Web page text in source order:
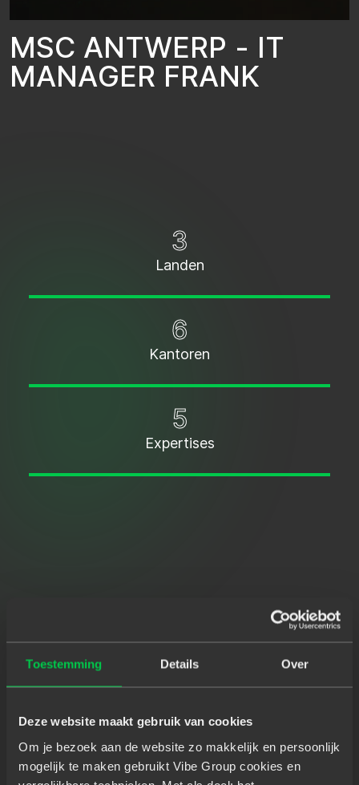
Toestemming Details Over
Deze website maakt gebruik van cookies
Om je bezoek aan de website zo makkelijk en persoonlijk
mogelijk te maken gebruikt Vibe Group cookies en
MSC ANTWERP - IT
MANAGER FRANK
3
Landen
6
Kantoren
5
Expertises